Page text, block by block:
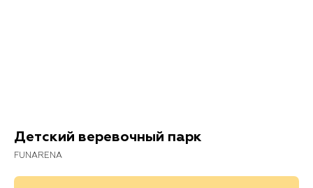
Детский веревочный парк
FUNARENA